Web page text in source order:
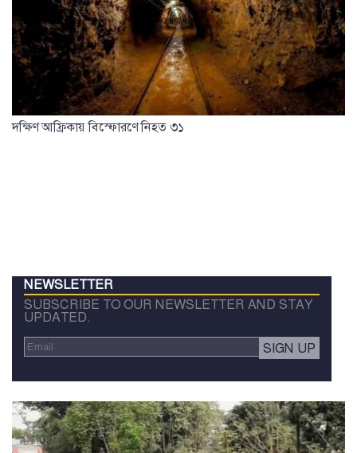
দক্ষিণ আফ্রিকায় বিস্ফোরণে নিহত ৩১
NEWSLETTER
SUBSCRIBE TO OUR NEWSLETTER AND STAY
UPDATED.